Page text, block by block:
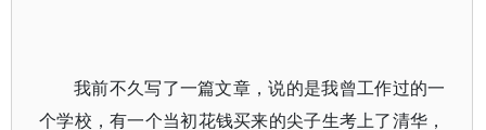
我前不久写了一篇文章，说的是我曾工作过的一
个学校，有一个当初花钱买来的尖子生考上了清华，